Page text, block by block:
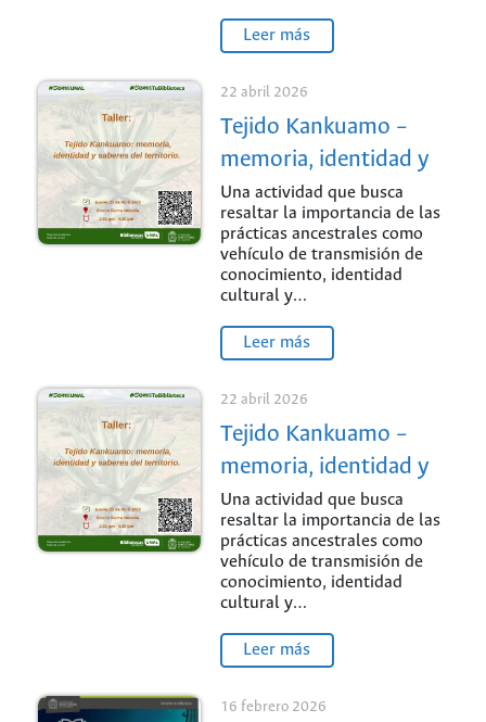
Leer más
22 abril 2026
Tejido Kankuamo –
memoria, identidad y
saberes del territorio
Una actividad que busca
resaltar la importancia de las
prácticas ancestrales como
vehículo de transmisión de
conocimiento, identidad
cultural y…
Leer más
22 abril 2026
Tejido Kankuamo –
memoria, identidad y
saberes del territorio
Una actividad que busca
resaltar la importancia de las
prácticas ancestrales como
vehículo de transmisión de
conocimiento, identidad
cultural y…
Leer más
16 febrero 2026